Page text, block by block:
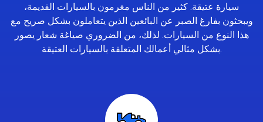
سيارة عتيقة. كثير من الناس مغرمون بالسيارات القديمة،
ويبحثون بفارغ الصبر عن البائعين الذين يتعاملون بشكل صريح مع
هذا النوع من السيارات. لذلك، من الضروري صياغة شعار يصور
بشكل مثالي أعمالك المتعلقة بالسيارات العتيقة.